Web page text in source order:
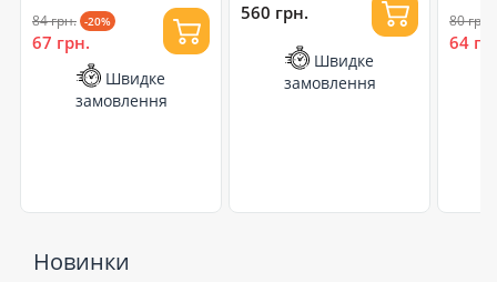
(СВП-111)
84 грн. -20%
67 грн.
Швидке
замовлення
560 грн.
Швидке
замовлення
(СВП-
80 грн.
64
Новинки